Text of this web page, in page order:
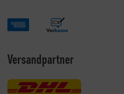
Versandpartner